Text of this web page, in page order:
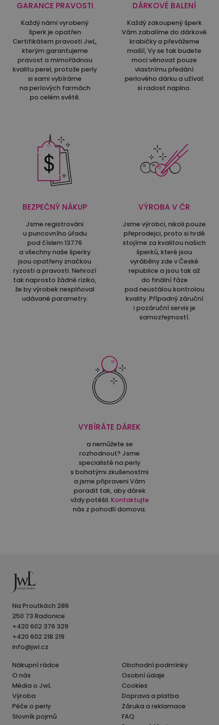
GARANCE PRAVOSTI
Každý námi vyrobený
šperk je opatřen
Certifikátem pravosti JwL,
kterým garantujeme
pravost a mimořádnou
kvalitu perel, protože perly
si sami vybíráme
na perlových farmách
po celém světě.
DÁRKOVÉ BALENÍ
Každý zakoupený šperk
Vám zabalíme do dárkové
krabičky a převážeme
mašlí, Vy se tak budete
moci věnovat pouze
vlastnímu předání
perlového dárku a užívat
si radost naplno.
BEZPEČNÝ NÁKUP
Jsme registrováni
u puncovního úřadu
pod číslem 13776
a všechny naše šperky
jsou opatřeny značkou
ryzosti a pravosti. Nehrozí
tak naprosto žádné riziko,
že by výrobek nesplňoval
udávané parametry.
VÝROBA V ČR
Jsme výrobci, nikoli pouze
přeprodejci, proto si hrdě
stojíme za kvalitou našich
šperků, které jsou
vyráběny zde v České
republice a jsou tak až
do finální fáze
pod neustálou kontrolou
kvality. Případný záruční
i pozáruční servis je
samozřejmostí.
VYBÍRÁTE DÁREK
a nemůžete se
rozhodnout? Jsme
specialisté na perly
s bohatými zkušenostmi
a jsme připraveni Vám
poradit tak, aby dárek
vždy potěšil. Kontaktujte
nás z pohodlí domova.
Na Proutkách 286
250 73 Radonice
+420 602 376 329
+420 602 218 219
info@jwl.cz
Nákupní rádce
O nás
Média o JwL
Výroba
Péče o perly
Slovník pojmů
Obchodní podmínky
Osobní údaje
Cookies
Doprava a platba
Záruka a reklamace
FAQ